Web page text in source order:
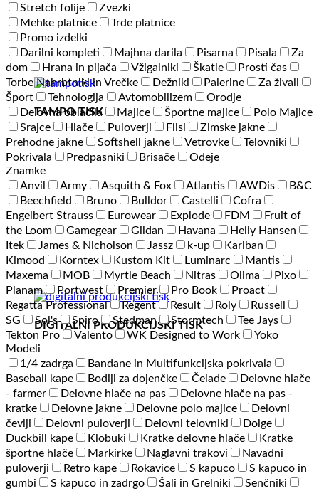
TAMPO TISK
DIGITALNI PRODUKCIJSKI TISK
Stretch folije
Zvezki
Mehke platnice
Trde platnice
Promo izdelki
Darilni kompleti
Majhna darila Pisarna Pisala
Za
dom
Hrana in pijača Vžigalniki Škatle
Prosti čas
Torbe Nahrbtniki in Vrečke
Dežniki Palerine
Za živali
Šport
Tehnologija Avtomobilizem
Orodje
Delovna oblačila
Majice Športne majice
Polo Majice
Srajce
Hlače Puloverji Flisi
Zimske jakne
Prehodne jakne
Softshell jakne Vetrovke
Telovniki
Pokrivala
Predpasniki Brisače
Odeje
Znamke
Anvil
Army Asquith & Fox Atlantis AWDis
B&C
Beechfield
Bruno Bulldor Castelli
Cofra
Engelbert Strauss
Eurowear Explode FDM
Fruit of
the Loom
Gamegear Gildan Havana
Helly Hansen
Itek
James & Nicholson Jassz k-up
Kariban
Kimood
Korntex Kustom Kit Luminarc
Mantis
Maxema
MOB Myrtle Beach Nitras Olima
Pixo
Planam
Portwest Premier Pro Book
Proact
Regatta Professional
Regent Result Roly
Russell
SG
Sol's Spiro Stedman Stormtech
Tee Jays
Tekton Pro
Valento WK Designed to Work
Yoko
Modeli
1/4 zadrga
Bandane in Multifunkcijska pokrivala
Baseball kape
Bodiji za dojenčke Čelade
Delovne hlače
- farmer
Delovne hlače na pas
Delovne hlače na pas -
kratke
Delovne jakne Delovne polo majice
Delovni
čevlji
Delovni puloverji Delovni telovniki
Dolge
Duckbill kape
Klobuki Kratke delovne hlače
Kratke
športne hlače
Markirke Naglavni trakovi
Navadni
puloverji
Retro kape Rokavice S kapuco
S kapuco in
gumbi
S kapuco in zadrgo Šali in Grelniki Senčniki